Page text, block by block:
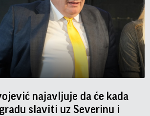
najavljuje da će kada
slaviti uz Severinu i